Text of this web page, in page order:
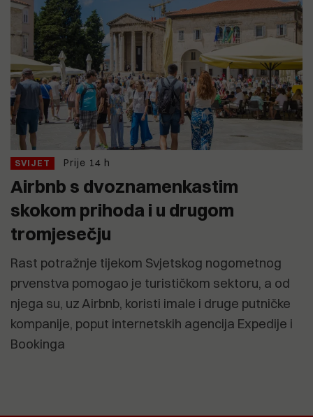
SVIJET Prije 14 h
Airbnb s dvoznamenkastim
skokom prihoda i u drugom
tromjesečju
Rast potražnje tijekom Svjetskog nogometnog
prvenstva pomogao je turističkom sektoru, a od
njega su, uz Airbnb, koristi imale i druge putničke
kompanije, poput internetskih agencija Expedije i
Bookinga